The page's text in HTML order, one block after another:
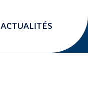
ACTUALITÉS